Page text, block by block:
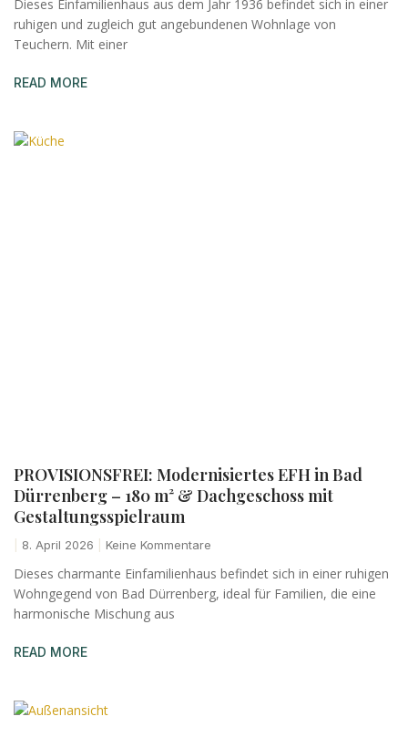
Dieses Einfamilienhaus aus dem Jahr 1936 befindet sich in einer
ruhigen und zugleich gut angebundenen Wohnlage von
Teuchern. Mit einer
READ MORE
PROVISIONSFREI: Modernisiertes EFH in Bad
Dürrenberg – 180 m² & Dachgeschoss mit
Gestaltungsspielraum
8. April 2026 Keine Kommentare
Dieses charmante Einfamilienhaus befindet sich in einer ruhigen
Wohngegend von Bad Dürrenberg, ideal für Familien, die eine
harmonische Mischung aus
READ MORE